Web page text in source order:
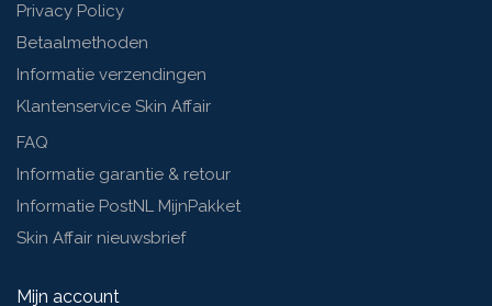
Privacy Policy
Betaalmethoden
Informatie verzendingen
Klantenservice Skin Affair
FAQ
Informatie garantie & retour
Informatie PostNL MijnPakket
Skin Affair nieuwsbrief
Mijn account